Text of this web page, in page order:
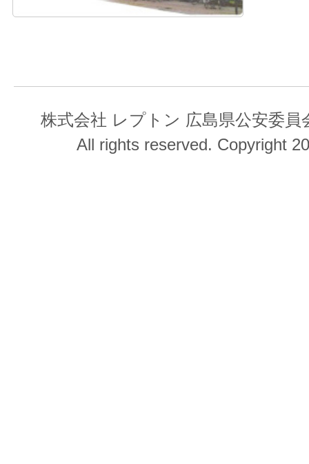
株式会社 レプトン 広島県公安委員
All rights reserved. Copyright